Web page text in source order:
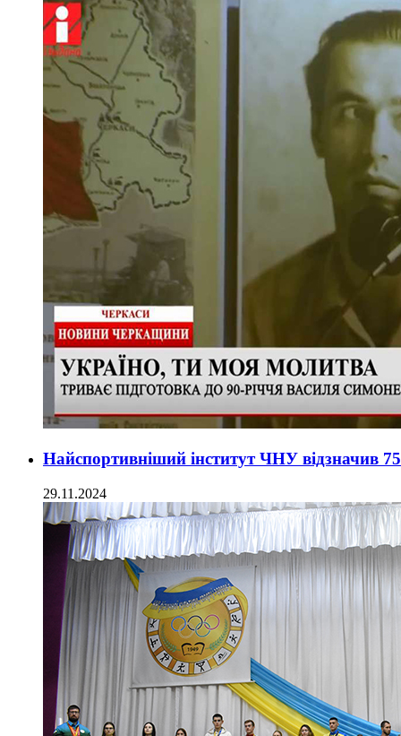
Найспортивніший інститут ЧНУ відзначив
29.11.2024